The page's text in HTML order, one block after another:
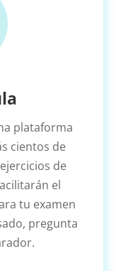
plataforma
cientos de
de
el
tu examen
pregunta